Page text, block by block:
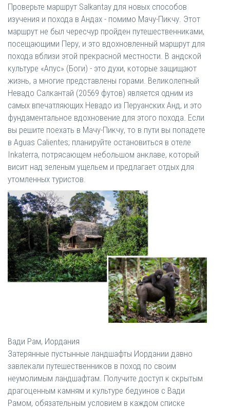
Проверьте маршрут Salkantay для новых способов
изучения и похода в Андах - помимо Мачу-Пикчу. Этот
маршрут не был чересчур пройден путешественниками,
посещающими Перу, и это вдохновленный маршрут для
похода вблизи этой прекрасной местности. В андской
культуре «Апус» (Боги) - это духи, которые защищают
жизнь, а многие представлены горами. Великолепный
Невадо Салкантай (20569 футов) является одним из
самых впечатляющих Невадо из Перуанских Анд, и это
фундаментальное вдохновение для этого похода. Если
вы решите поехать в Мачу-Пикчу, то в пути вы попадете
в Aguas Calientes; планируйте остановиться в отеле
Inkaterra, потрясающем небольшом анклаве, который
висит над зеленым ущельем и предлагает отдых для
утомленных туристов.
Вади Рам, Иордания
Затерянные пустынные ландшафты Иордании давно
завлекали путешественников в поход по своим
неумолимым ландшафтам. Получите доступ к скрытым
драгоценным камням и культуре бедуинов с Вади
Рамом, обязательным условием в каждом списке